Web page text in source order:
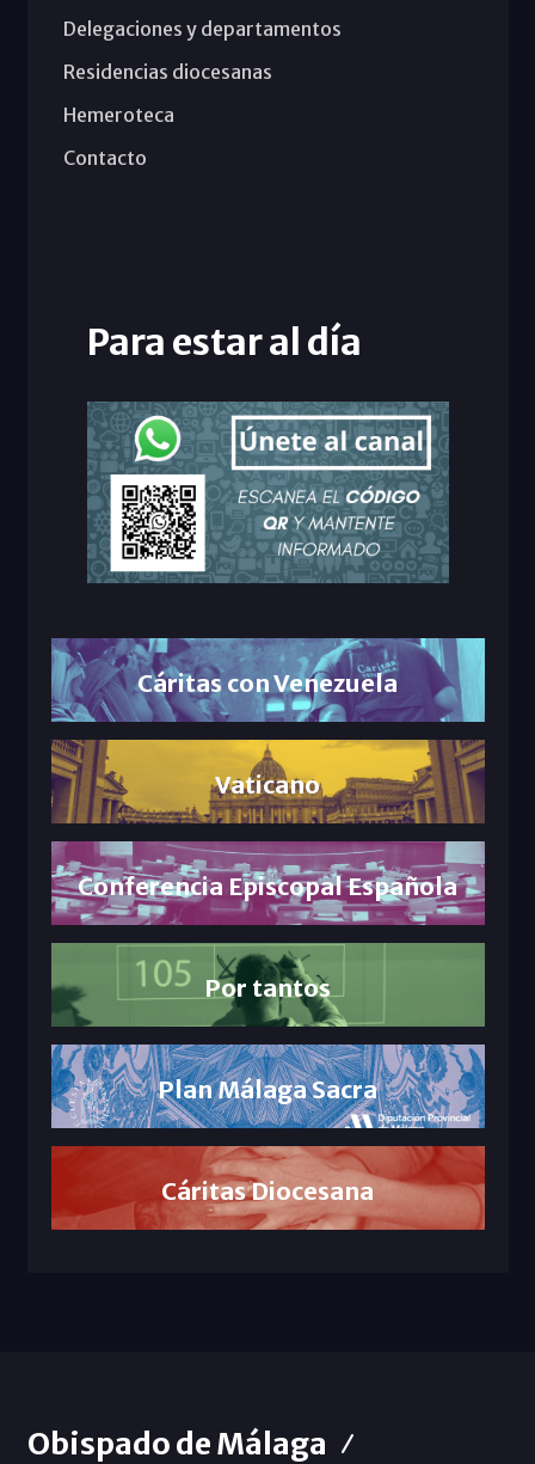
Delegaciones y departamentos
Residencias diocesanas
Hemeroteca
Contacto
Para estar al día
Cáritas con Venezuela
Vaticano
Conferencia Episcopal Española
Por tantos
Plan Málaga Sacra
Cáritas Diocesana
Obispado de Málaga